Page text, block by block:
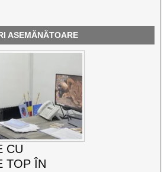
ASEMĂNĂTOARE
CU
TOP ÎN